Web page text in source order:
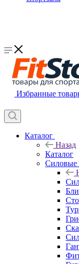
Избранные
Каталог
Назад
Каталог
Силовые